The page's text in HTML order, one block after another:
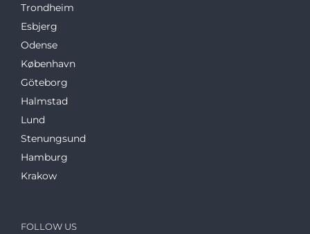
Trondheim
Esbjerg
Odense
København
Göteborg
Halmstad
Lund
Stenungsund
Hamburg
Krakow
FOLLOW US